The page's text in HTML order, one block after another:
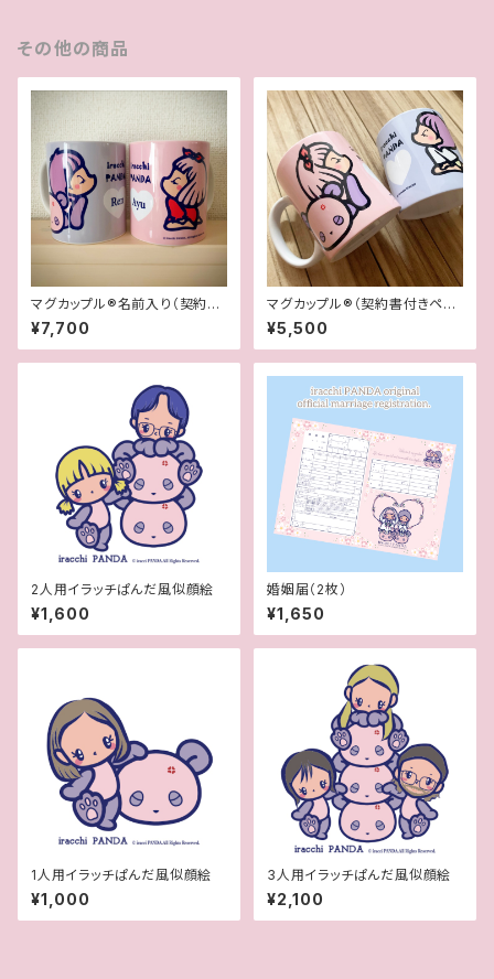
その他の商品
マグカップル®︎名前入り（契約書
付き世界に一つオリジナルペア
マグカップ）
¥7,700
マグカップル®︎（契約書付きペア
マグカップ）
¥5,500
2人用イラッチぱんだ風似顔絵
¥1,600
婚姻届（2枚）
¥1,650
1人用イラッチぱんだ風似顔絵
¥1,000
3人用イラッチぱんだ風似顔絵
¥2,100